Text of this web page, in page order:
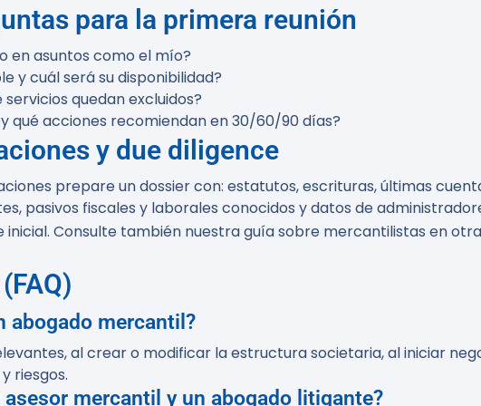
para la primera reunión
en asuntos como el mío?
y cuál será su disponibilidad?
quedan excluidos?
qué acciones recomiendan en 30/60/90 días?
y due diligence
prepare un dossier con: estatutos, escrituras, últimas
pasivos fiscales y laborales conocidos y datos de
inicial. Consulte también nuestra guía sobre mercantilistas en
abogado mercantil?
al crear o modificar la estructura societaria, al iniciar
riesgos.
mercantil y un abogado litigante?